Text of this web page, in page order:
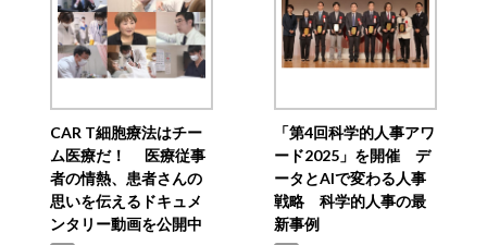
CAR T細胞療法はチー
ム医療だ！ 医療従事
者の情熱、患者さんの
思いを伝えるドキュメ
ンタリー動画を公開中
「第4回科学的人事アワ
ード2025」を開催 デ
ータとAIで変わる人事
戦略 科学的人事の最
新事例